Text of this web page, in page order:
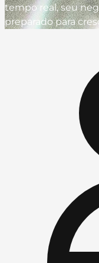
tempo real, seu
preparado para